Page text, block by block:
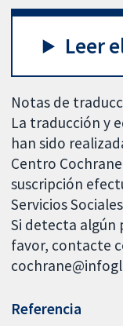
Leer
Notas de
La traducción y
han sido
Centro
suscripción
Servicios
Si detecta algún
favor, contacte
Referencia